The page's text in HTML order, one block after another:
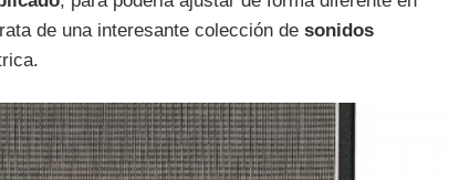
de una interesante colección de sonidos